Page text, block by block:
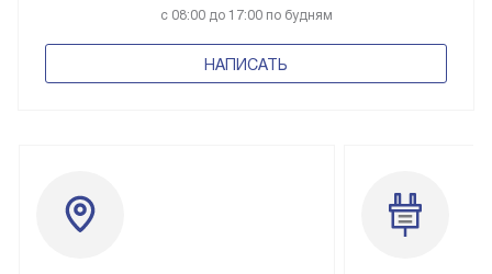
с 08:00 до 17:00 по будням
НАПИСАТЬ